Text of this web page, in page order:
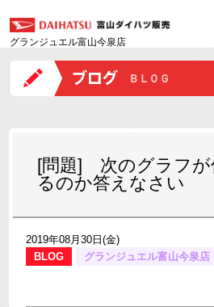
グランジュエル富山今泉店
[問題] 次のグラフが
るのか答えなさい
2019年08月30日(金)
BLOG
グランジュエル富山今泉店